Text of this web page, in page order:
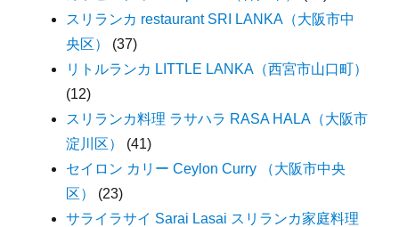
スリランカ restaurant SRI LANKA（大阪市中
央区）
(37)
リトルランカ LITTLE LANKA（西宮市山口町）
(12)
スリランカ料理 ラサハラ RASA HALA（大阪市
淀川区）
(41)
セイロン カリー Ceylon Curry （大阪市中央
区）
(23)
サライラサイ Sarai Lasai スリランカ家庭料理